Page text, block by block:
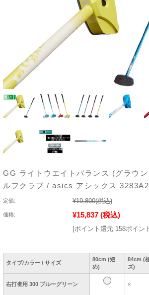
GG ライトウエイトバランス (グラウン
ルフクラブ / asics アシックス
定価: ¥19,800(税込)
価格: ¥15,837 (税込)
[ポイント還元 158ポイン
タイプ/カラー / サイズ
80cm (短
め)
84cm (
ズ)
右打者用 300 ブルーグリーン ×